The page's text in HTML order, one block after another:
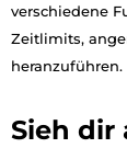
verschiedene
Zeitlimits,
heranzuführen.
Sieh dir